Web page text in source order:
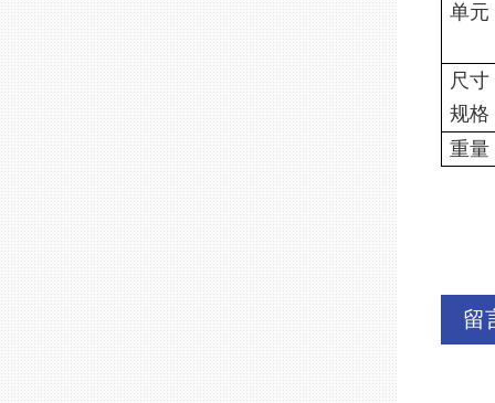
单元
尺寸
规格
重量
留